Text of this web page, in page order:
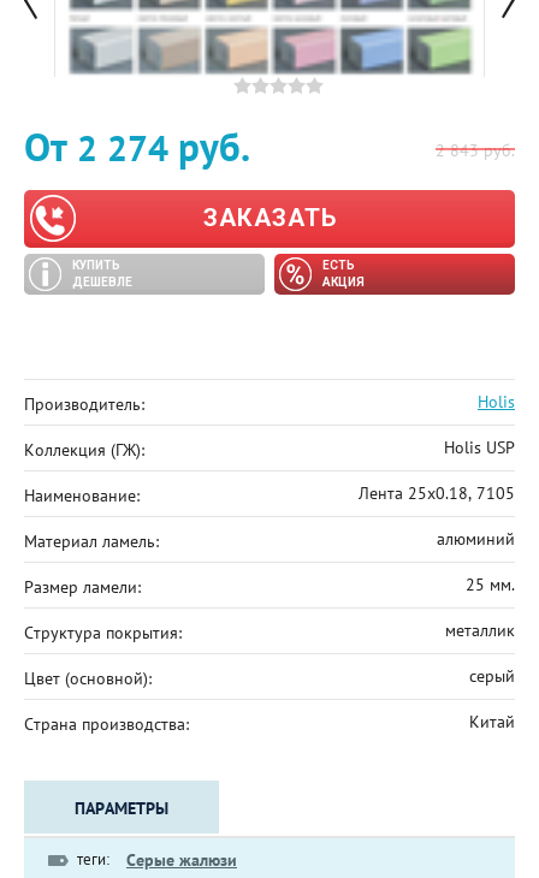
2 843руб.
От 2 274 руб.
ЗАКАЗАТЬ
КУПИТЬ
ДЕШЕВЛЕ
ЕСТЬ
АКЦИЯ
Производитель: Holis
Коллекция (ГЖ): Holis USP
Наименование: Лента 25x0.18, 7105
Материал ламель: алюминий
Размер ламели: 25 мм.
Структура покрытия: металлик
Цвет (основной): серый
Страна производства: Китай
ПАРАМЕТРЫ
теги: Серые жалюзи